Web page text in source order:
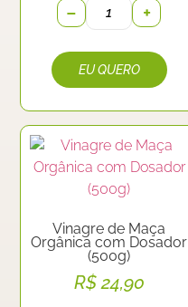
− +
Vinagre de Maça
Orgânica com Dosador
(500g)
R$24,90